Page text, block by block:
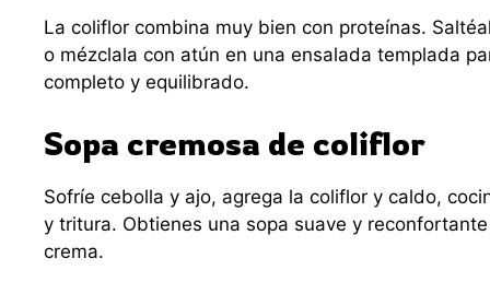
La coliflor combina muy bien con proteínas.
o mézclala con atún en una ensalada templada
completo y equilibrado.
Sopa cremosa de coliflor
Sofríe cebolla y ajo, agrega la coliflor y caldo,
y tritura. Obtienes una sopa suave y
crema.